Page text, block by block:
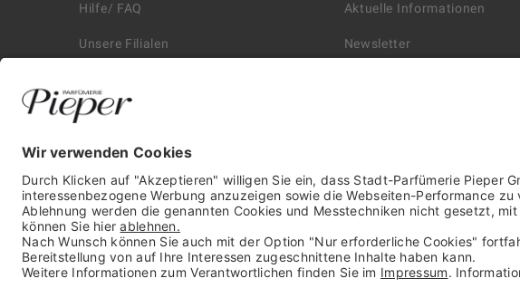
Hilfe/ FAQ
Unsere Filialen
Historie
Affiliate
Karriere
Presse
Aktuelle Informationen
Newsletter
Autorisierter Händler/ YBPN